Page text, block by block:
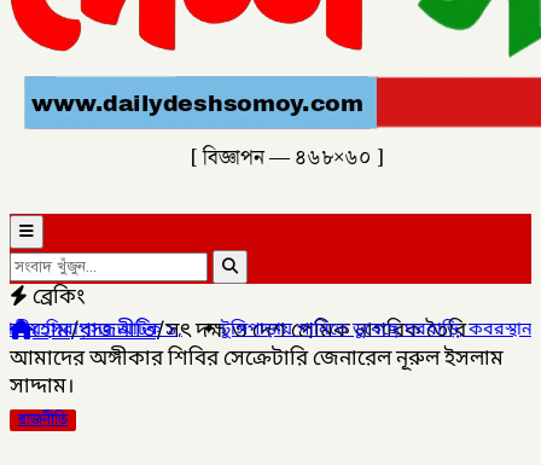
[ বিজ্ঞাপন — ৪৬৮×৬০ ]
ব্রেকিং
✦টুঙ্গিপাড়ায় পানিতে ডুবেছে ঘরবাড়ি, কবরস্থান, রান্নাঘর দীর্ঘদিনের
হোম/রাজনীতি/সৎ দক্ষ ও দেশ প্রেমিক নাগরিক তৈরি
আমাদের অঙ্গীকার শিবির সেক্রেটারি জেনারেল নূরুল ইসলাম
সাদ্দাম।
রাজনীতি